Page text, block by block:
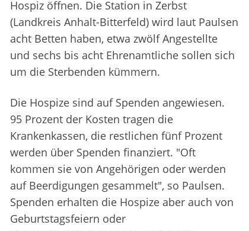
Hospiz öffnen. Die Station in Zerbst
(Landkreis Anhalt-Bitterfeld) wird laut Paulsen
acht Betten haben, etwa zwölf Angestellte
und sechs bis acht Ehrenamtliche sollen sich
um die Sterbenden kümmern.
Die Hospize sind auf Spenden angewiesen.
95 Prozent der Kosten tragen die
Krankenkassen, die restlichen fünf Prozent
werden über Spenden finanziert. "Oft
kommen sie von Angehörigen oder werden
auf Beerdigungen gesammelt", so Paulsen.
Spenden erhalten die Hospize aber auch von
Geburtstagsfeiern oder